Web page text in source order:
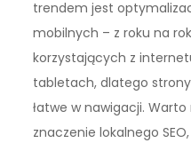
trendem jest
mobilnych – z roku na
korzystających z
tabletach, dlatego
łatwe w nawigacji.
znaczenie lokalnego